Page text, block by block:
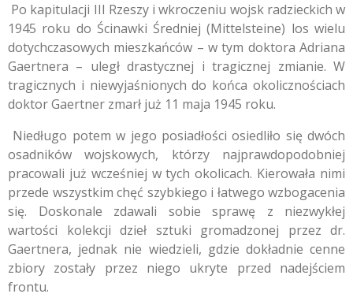
Po kapitulacji III Rzeszy i wkroczeniu wojsk radzieckich w
1945 roku do Ścinawki Średniej (Mittelsteine) los wielu
dotychczasowych mieszkańców – w tym doktora Adriana
Gaertnera – uległ drastycznej i tragicznej zmianie. W
tragicznych i niewyjaśnionych do końca okolicznościach
doktor Gaertner zmarł już 11 maja 1945 roku.
Niedługo potem w jego posiadłości osiedliło się dwóch
osadników wojskowych, którzy najprawdopodobniej
pracowali już wcześniej w tych okolicach. Kierowała nimi
przede wszystkim chęć szybkiego i łatwego wzbogacenia
się. Doskonale zdawali sobie sprawę z niezwykłej
wartości kolekcji dzieł sztuki gromadzonej przez dr.
Gaertnera, jednak nie wiedzieli, gdzie dokładnie cenne
zbiory zostały przez niego ukryte przed nadejściem
frontu.